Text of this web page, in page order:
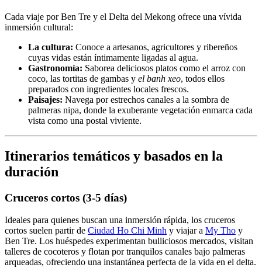
Cada viaje por Ben Tre y el Delta del Mekong ofrece una vívida
inmersión cultural:
La cultura: Conoce a artesanos, agricultores y ribereños
cuyas vidas están íntimamente ligadas al agua.
Gastronomía: Saborea deliciosos platos como el arroz con
coco, las tortitas de gambas y el banh xeo, todos ellos
preparados con ingredientes locales frescos.
Paisajes: Navega por estrechos canales a la sombra de
palmeras nipa, donde la exuberante vegetación enmarca cada
vista como una postal viviente.
Itinerarios temáticos y basados en la
duración
Cruceros cortos (3-5 días)
Ideales para quienes buscan una inmersión rápida, los cruceros
cortos suelen partir de Ciudad Ho Chi Minh y viajar a My Tho y
Ben Tre. Los huéspedes experimentan bulliciosos mercados, visitan
talleres de cocoteros y flotan por tranquilos canales bajo palmeras
arqueadas, ofreciendo una instantánea perfecta de la vida en el delta.